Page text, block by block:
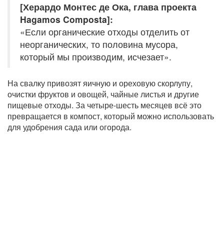
[Херардо Монтес де Ока, глава проекта
Hagamos Composta]:
«Если органические отходы отделить от
неорганических, то половина мусора,
который мы производим, исчезает».
На свалку привозят яичную и ореховую скорлупу,
очистки фруктов и овощей, чайные листья и другие
пищевые отходы. За четыре-шесть месяцев всё это
превращается в компост, который можно использовать
для удобрения сада или огорода.